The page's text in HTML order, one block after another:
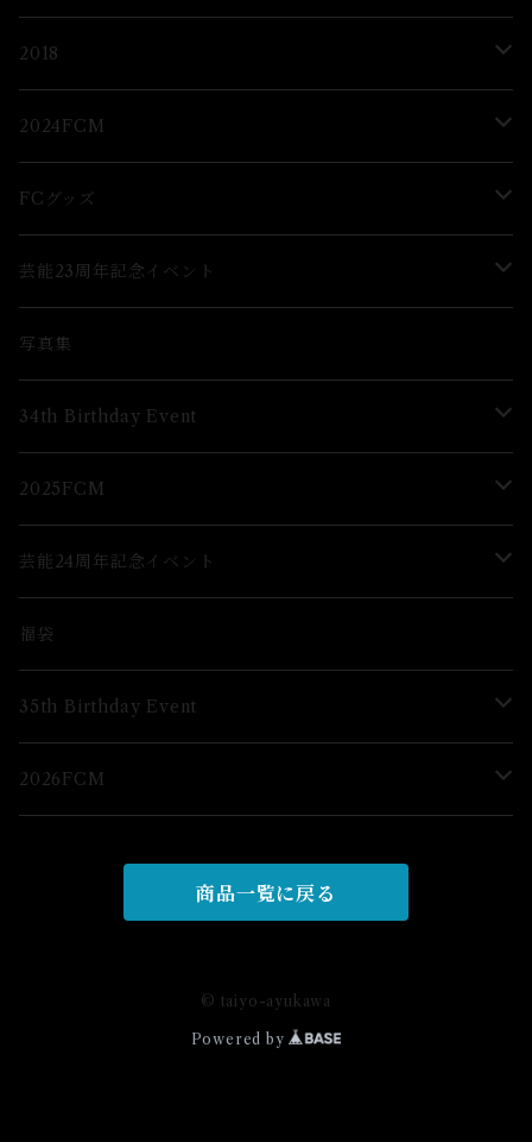
ブロマイド
Lブロマイド
2Lブロマイド
グッズ
2018
ブロマイド
2024FCM
グッズ
FCグッズ
グッズ
ブロマイド
芸能23周年記念イベント
Lブロマイド
グッズ
写真集
34th Birthday Event
ブロマイド
グッズ
2025FCM
グッズ
芸能24周年記念イベント
ブロマイド
グッズ
福袋
35th Birthday Event
ブロマイド
2026FCM
商品一覧に戻る
© taiyo-ayukawa
Powered by